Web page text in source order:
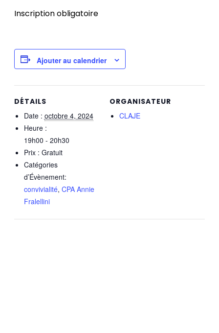
Inscription obligatoire
Ajouter au calendrier
DÉTAILS
Date : octobre 4, 2024
Heure :
19h00 - 20h30
Prix : Gratuit
Catégories
d’Évènement:
convivialité, CPA Annie
Fralellini
ORGANISATEUR
CLAJE